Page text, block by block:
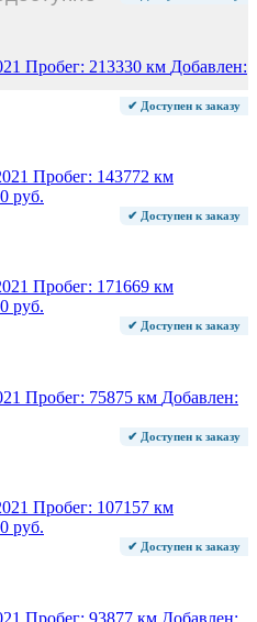
Пробег: 213330 км Добавлен:
✔ Доступен к заказу
Пробег: 143772 км
руб.
✔ Доступен к заказу
Пробег: 171669 км
руб.
✔ Доступен к заказу
Пробег: 75875 км Добавлен:
✔ Доступен к заказу
Пробег: 107157 км
руб.
✔ Доступен к заказу
Пробег: 93877 км Добавлен: